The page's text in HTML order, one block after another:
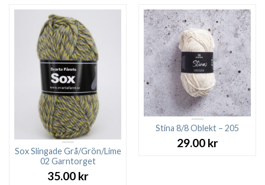
Sox Slingade Grå/Grön/Lime
02 Garntorget
35.00 kr
Stina 8/8 Oblekt – 205
29.00 kr